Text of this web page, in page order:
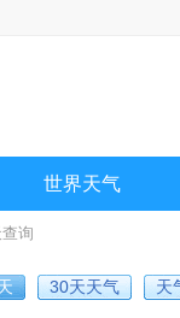
世界天气
询
30天天气 天